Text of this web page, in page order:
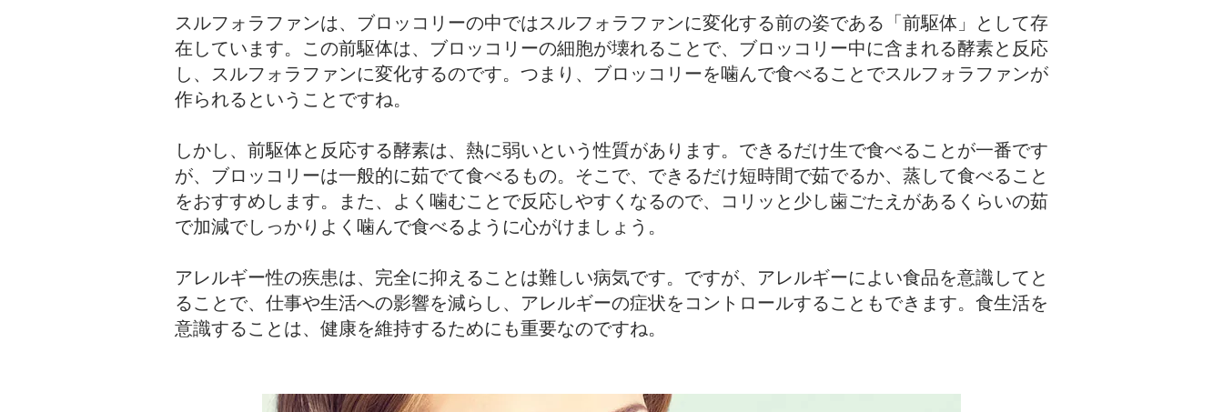
スルフォラファンは、ブロッコリーの中ではスルフォラファンに変化する前の姿である「前駆体」として存
在しています。この前駆体は、ブロッコリーの細胞が壊れることで、ブロッコリー中に含まれる酵素と反応
し、スルフォラファンに変化するのです。つまり、ブロッコリーを噛んで食べることでスルフォラファンが
作られるということですね。
しかし、前駆体と反応する酵素は、熱に弱いという性質があります。できるだけ生で食べることが一番です
が、ブロッコリーは一般的に茹でて食べるもの。そこで、できるだけ短時間で茹でるか、蒸して食べること
をおすすめします。また、よく噛むことで反応しやすくなるので、コリッと少し歯ごたえがあるくらいの茹
で加減でしっかりよく噛んで食べるように心がけましょう。
アレルギー性の疾患は、完全に抑えることは難しい病気です。ですが、アレルギーによい食品を意識してと
ることで、仕事や生活への影響を減らし、アレルギーの症状をコントロールすることもできます。食生活を
意識することは、健康を維持するためにも重要なのですね。